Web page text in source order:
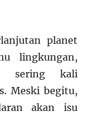
planet
lingkungan,
sering kali
Meski begitu,
akan isu